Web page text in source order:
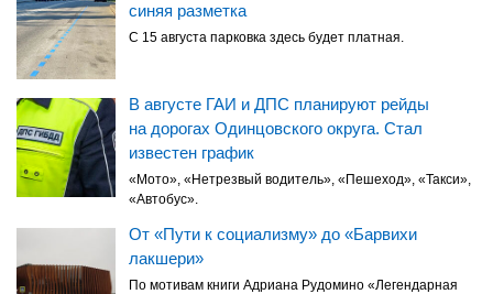
синяя разметка
С 15 августа парковка здесь будет платная.
В августе ГАИ и ДПС планируют рейды
на дорогах Одинцовского округа. Стал
известен график
«Мото», «Нетрезвый водитель», «Пешеход», «Такси»,
«Автобус».
От «Пути к социализму» до «Барвихи
лакшери»
По мотивам книги Адриана Рудомино «Легендарная